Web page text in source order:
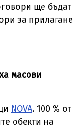
ще бъдат
за прилагане
масови
NOVA. 100 % от
обекти на